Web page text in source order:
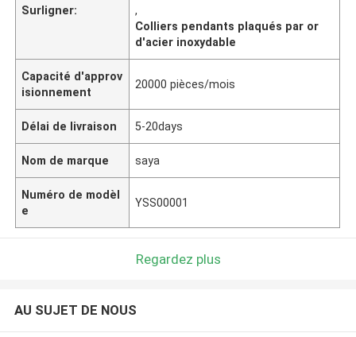
Surligner:
,
Colliers pendants plaqués par or
d'acier inoxydable
Capacité d'approv
isionnement
20000 pièces/mois
Délai de livraison 5-20days
Nom de marque saya
Numéro de modèl
e
YSS00001
Regardez plus
AU SUJET DE NOUS